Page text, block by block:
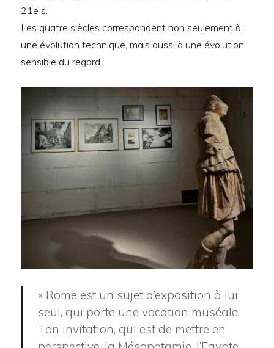
21e s.
Les quatre siècles correspondent non seulement à
une évolution technique, mais aussi à une évolution
sensible du regard.
« Rome est un sujet d’exposition à lui
seul, qui porte une vocation muséale.
Ton invitation, qui est de mettre en